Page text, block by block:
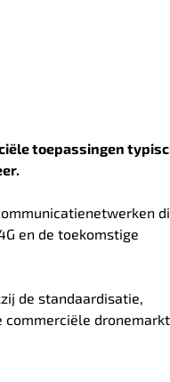
toepassingen
en de toekomstige
de standaardisatie,
commerciële dronemarkt